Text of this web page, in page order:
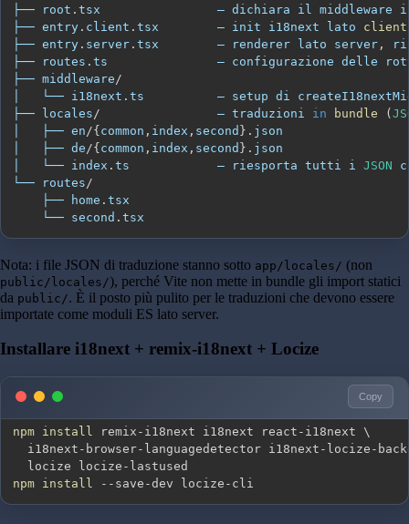
├── root . tsx
├── entry . client . tsx
        — init i18next lato
client
├── entry . server . tsx
        — renderer lato server
,
├── routes . ts
├── middleware /
│   └── i18next . ts
├── locales /
                — traduzioni
in bundle (
│   ├── en /{common , index , second } . json
│   ├── de /{common , index , second } . json
│   └── index . ts
            — riesporta tutti i
JSON
└── routes /
    ├── home
. tsx
    └── second
. tsx
Nota: i file JSON di traduzione stanno sotto app/locales/ (non
public/locales/), perché Vite non mette in bundle gli import statici
da public/. È il posto più pulito per le traduzioni che devono essere
importate come moduli ES lato server.
Installare i18next + remix-i18next + Locize
Copy
npm install remix-i18next i18next react-i18next \
i18next-browser-languagedetector i18next-locize-
npm install --save-dev locize-cli